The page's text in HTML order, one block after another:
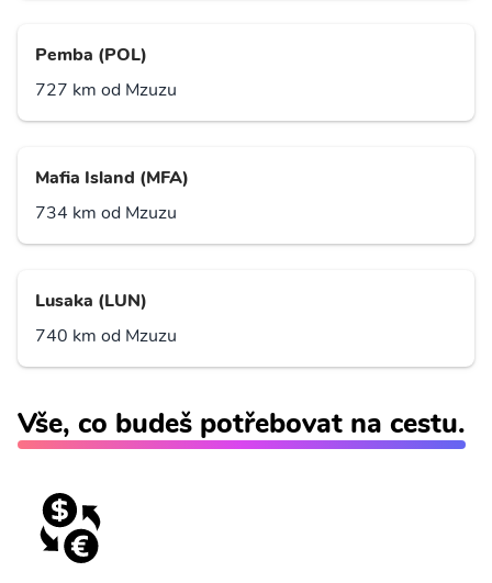
Pemba (POL)
727 km od Mzuzu
Mafia Island (MFA)
734 km od Mzuzu
Lusaka (LUN)
740 km od Mzuzu
Vše, co budeš potřebovat na cestu.